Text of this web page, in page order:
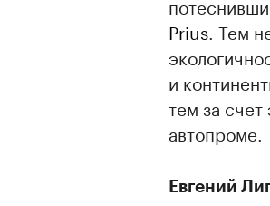
Prius. Тем
и
тем за
автопроме.
Евгений